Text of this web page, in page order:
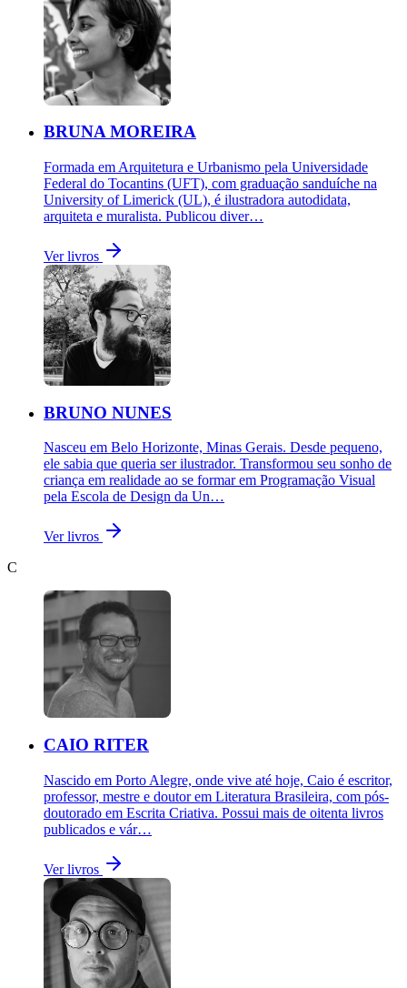
BRUNA MOREIRA
Formada em Arquitetura e Urbanismo pela Universidade
Federal do Tocantins (UFT), com graduação sanduíche na
University of Limerick (UL), é ilustradora autodidata,
arquiteta e muralista. Publicou diver…
Ver livros
BRUNO NUNES
Nasceu em Belo Horizonte, Minas Gerais. Desde pequeno,
ele sabia que queria ser ilustrador. Transformou seu sonho de
criança em realidade ao se formar em Programação Visual
pela Escola de Design da Un…
Ver livros
C
CAIO RITER
Nascido em Porto Alegre, onde vive até hoje, Caio é escritor,
professor, mestre e doutor em Literatura Brasileira, com pós-
doutorado em Escrita Criativa. Possui mais de oitenta livros
publicados e vár…
Ver livros